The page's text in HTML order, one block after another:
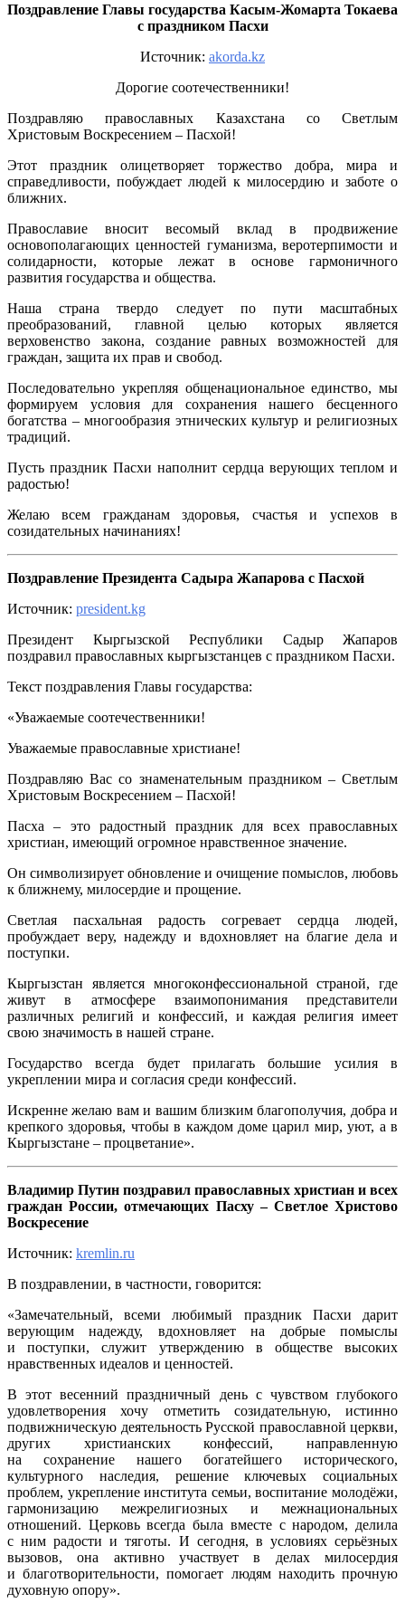
Поздравление Главы государства Касым-Жомарта Токаева
с праздником Пасхи
Источник: akorda.kz
Дорогие соотечественники!
Поздравляю православных Казахстана со Светлым
Христовым Воскресением – Пасхой!
Этот праздник олицетворяет торжество добра, мира и
справедливости, побуждает людей к милосердию и заботе о
ближних.
Православие вносит весомый вклад в продвижение
основополагающих ценностей гуманизма, веротерпимости и
солидарности, которые лежат в основе гармоничного
развития государства и общества.
Наша страна твердо следует по пути масштабных
преобразований, главной целью которых является
верховенство закона, создание равных возможностей для
граждан, защита их прав и свобод.
Последовательно укрепляя общенациональное единство, мы
формируем условия для сохранения нашего бесценного
богатства – многообразия этнических культур и религиозных
традиций.
Пусть праздник Пасхи наполнит сердца верующих теплом и
радостью!
Желаю всем гражданам здоровья, счастья и успехов в
созидательных начинаниях!
Поздравление Президента Садыра Жапарова с Пасхой
Источник: president.kg
Президент Кыргызской Республики Садыр Жапаров
поздравил православных кыргызстанцев с праздником Пасхи.
Текст поздравления Главы государства:
«Уважаемые соотечественники!
Уважаемые православные христиане!
Поздравляю Вас со знаменательным праздником – Светлым
Христовым Воскресением – Пасхой!
Пасха – это радостный праздник для всех православных
христиан, имеющий огромное нравственное значение.
Он символизирует обновление и очищение помыслов, любовь
к ближнему, милосердие и прощение.
Светлая пасхальная радость согревает сердца людей,
пробуждает веру, надежду и вдохновляет на благие дела и
поступки.
Кыргызстан является многоконфессиональной страной, где
живут в атмосфере взаимопонимания представители
различных религий и конфессий, и каждая религия имеет
свою значимость в нашей стране.
Государство всегда будет прилагать большие усилия в
укреплении мира и согласия среди конфессий.
Искренне желаю вам и вашим близким благополучия, добра и
крепкого здоровья, чтобы в каждом доме царил мир, уют, а в
Кыргызстане – процветание».
Владимир Путин поздравил православных христиан и всех
граждан России, отмечающих Пасху – Светлое Христово
Воскресение
Источник: kremlin.ru
В поздравлении, в частности, говорится:
«Замечательный, всеми любимый праздник Пасхи дарит
верующим надежду, вдохновляет на добрые помыслы
и поступки, служит утверждению в обществе высоких
нравственных идеалов и ценностей.
В этот весенний праздничный день с чувством глубокого
удовлетворения хочу отметить созидательную, истинно
подвижническую деятельность Русской православной церкви,
других христианских конфессий, направленную
на сохранение нашего богатейшего исторического,
культурного наследия, решение ключевых социальных
проблем, укрепление института семьи, воспитание молодёжи,
гармонизацию межрелигиозных и межнациональных
отношений. Церковь всегда была вместе с народом, делила
с ним радости и тяготы. И сегодня, в условиях серьёзных
вызовов, она активно участвует в делах милосердия
и благотворительности, помогает людям находить прочную
духовную опору».